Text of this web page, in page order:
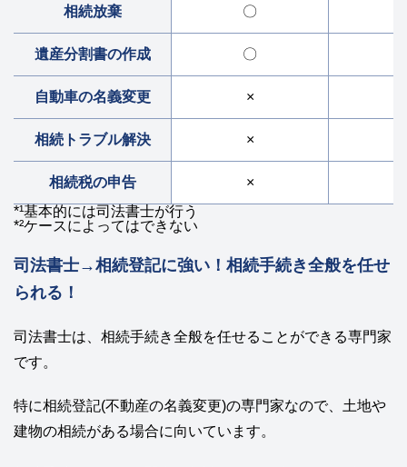
相続放棄 〇
遺産分割書の作成 〇
自動車の名義変更 ×
相続トラブル解決 ×
相続税の申告 ×
*¹基本的には司法書士が行う
*²ケースによってはできない
司法書士→相続登記に強い！相続手続き全般を任せ
られる！
司法書士は、相続手続き全般を任せることができる専門家
です。
特に相続登記(不動産の名義変更)の専門家なので、土地や
建物の相続がある場合に向いています。